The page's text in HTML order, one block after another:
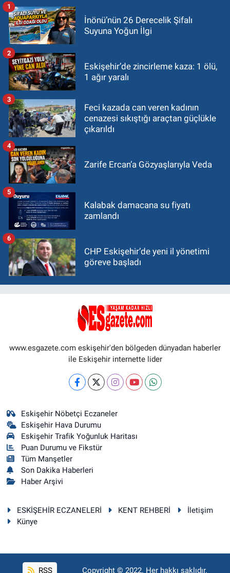
İnönü’nün 26 Derecelik Şifalı
Suyuna Yoğun İlgi
1
Eskişehir’de zincirleme kaza: 1 ölü,
1 ağır yaralı
2
Feci kazada can veren kadının
cenazesi sıkıştığı araçtan güçlükle
çıkarıldı
3
Zarife Ercan’a Gözyaşlarıyla Veda
4
Kalabak damacana su fiyatı
zamlandı
5
CHP Eskişehir’de yeni il yönetimi
göreve başladı
6
www.esgazete.com eskişehir'den bölgeden dünyadan haberler
ile Eskişehir internette lider
Eskişehir Nöbetçi Eczaneler
Eskişehir Hava Durumu
Eskişehir Trafik Yoğunluk Haritası
Puan Durumu ve Fikstür
Tüm Manşetler
Son Dakika Haberleri
Haber Arşivi
ESKİŞEHİR ECZANELERİ KENT REHBERİ
İletişim
Künye
RSS Copyright © 2022. Her hakkı saklıdır.